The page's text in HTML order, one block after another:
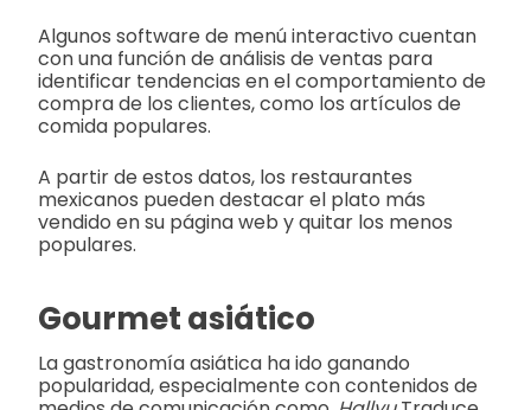
Algunos software de menú interactivo cuentan
con una función de análisis de ventas para
identificar tendencias en el comportamiento de
compra de los clientes, como los artículos de
comida populares.
A partir de estos datos, los restaurantes
mexicanos pueden destacar el plato más
vendido en su página web y quitar los menos
populares.
Gourmet asiático
La gastronomía asiática ha ido ganando
popularidad, especialmente con contenidos de